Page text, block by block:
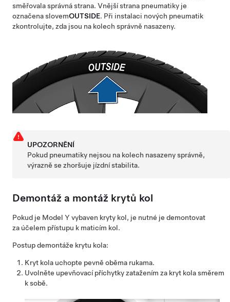
směřovala správná strana. Vnější strana pneumatiky je
označena slovemOUTSIDE. Při instalaci nových pneumatik
zkontrolujte, zda jsou na kolech správně nasazeny.
UPOZORNĚNÍ
Pokud pneumatiky nejsou na kolech nasazeny správně,
výrazně se zhoršuje jízdní stabilita.
Demontáž a montáž krytů kol
Pokud je Model Y vybaven kryty kol, je nutné je demontovat
za účelem přístupu k maticím kol.
Postup demontáže krytu kola:
Kryt kola uchopte pevně oběma rukama.
Uvolněte upevňovací příchytky zatažením za kryt kola směrem
k sobě.